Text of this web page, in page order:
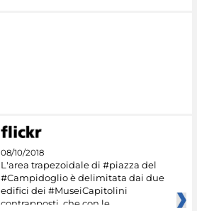
08/10/2018
L'area trapezoidale di #piazza del
#Campidoglio è delimitata dai due
edifici dei #MuseiCapitolini
contrapposti, che con le